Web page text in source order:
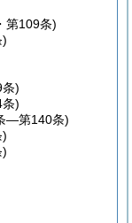
第109条)
)
)
―第140条)